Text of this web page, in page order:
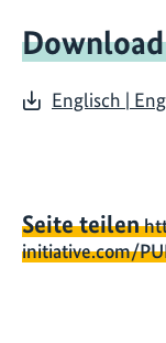
Englisch |
Seite teilen
initiative.com/